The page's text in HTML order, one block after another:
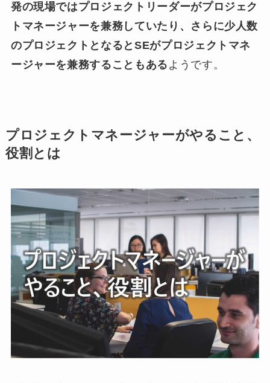
発の現場ではプロジェクトリーダーがプロジェク
トマネージャーを兼務していたり、さらに少人数
のプロジェクトとなるとSEがプロジェクトマネ
ージャーを兼務することもある ようです。
プロジェクトマネージャーがやること、
役割とは